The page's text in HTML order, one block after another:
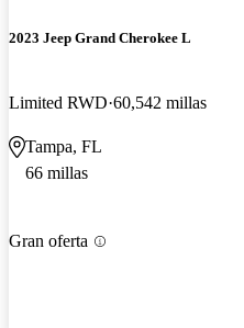
2023 Jeep Grand Cherokee L
Limited RWD 60,542 millas
Tampa, FL
66 millas
Gran oferta